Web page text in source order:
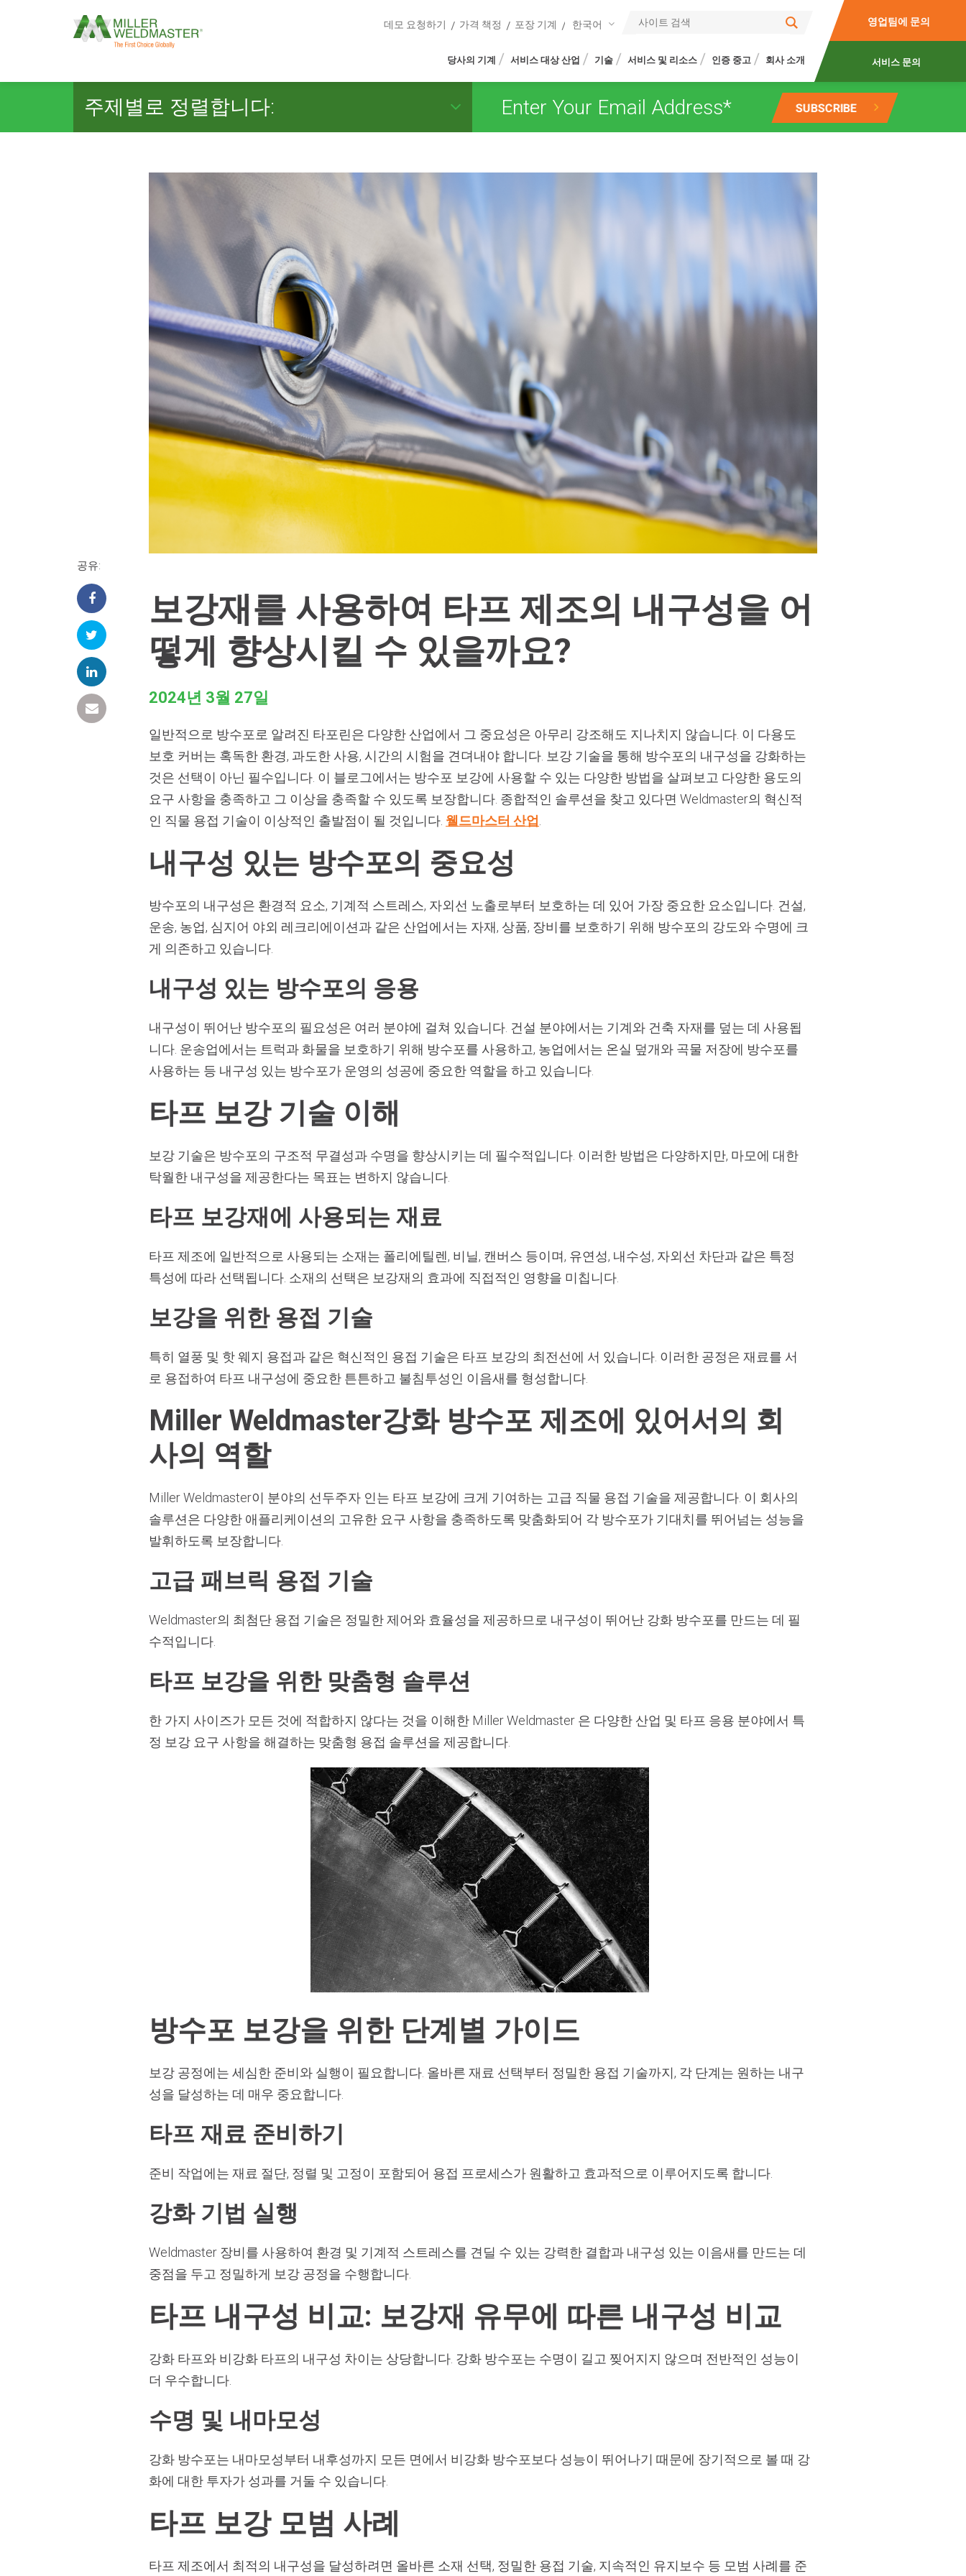
데모 요청하기 가격 책정 포장 기계 한국어
당사의 기계 서비스 대상 산업 기술 서비스 및 리소스 인증 중고 회사 소개
영업팀에 문의
서비스 문의
주제별로 정렬합니다:
보강재를 사용하여 타프 제조의 내구성을 어
떻게 향상시킬 수 있을까요?
2024년 3월 27일
공유:
일반적으로 방수포로 알려진 타포린은 다양한 산업에서 그 중요성은 아무리 강조해도 지나치지 않습니다. 이 다용도
보호 커버는 혹독한 환경, 과도한 사용, 시간의 시험을 견뎌내야 합니다. 보강 기술을 통해 방수포의 내구성을 강화하는
것은 선택이 아닌 필수입니다. 이 블로그에서는 방수포 보강에 사용할 수 있는 다양한 방법을 살펴보고 다양한 용도의
요구 사항을 충족하고 그 이상을 충족할 수 있도록 보장합니다. 종합적인 솔루션을 찾고 있다면 Weldmaster의 혁신적
인 직물 용접 기술이 이상적인 출발점이 될 것입니다. 웰드마스터 산업
내구성 있는 방수포의 중요성
방수포의 내구성은 환경적 요소, 기계적 스트레스, 자외선 노출로부터 보호하는 데 있어 가장 중요한 요소입니다. 건설,
운송, 농업, 심지어 야외 레크리에이션과 같은 산업에서는 자재, 상품, 장비를 보호하기 위해 방수포의 강도와 수명에 크
게 의존하고 있습니다.
내구성 있는 방수포의 응용
내구성이 뛰어난 방수포의 필요성은 여러 분야에 걸쳐 있습니다. 건설 분야에서는 기계와 건축 자재를 덮는 데 사용됩
니다. 운송업에서는 트럭과 화물을 보호하기 위해 방수포를 사용하고, 농업에서는 온실 덮개와 곡물 저장에 방수포를
사용하는 등 내구성 있는 방수포가 운영의 성공에 중요한 역할을 하고 있습니다.
타프 보강 기술 이해
보강 기술은 방수포의 구조적 무결성과 수명을 향상시키는 데 필수적입니다. 이러한 방법은 다양하지만, 마모에 대한
탁월한 내구성을 제공한다는 목표는 변하지 않습니다.
타프 보강재에 사용되는 재료
타프 제조에 일반적으로 사용되는 소재는 폴리에틸렌, 비닐, 캔버스 등이며, 유연성, 내수성, 자외선 차단과 같은 특정
특성에 따라 선택됩니다. 소재의 선택은 보강재의 효과에 직접적인 영향을 미칩니다.
보강을 위한 용접 기술
특히 열풍 및 핫 웨지 용접과 같은 혁신적인 용접 기술은 타프 보강의 최전선에 서 있습니다. 이러한 공정은 재료를 서
로 용접하여 타프 내구성에 중요한 튼튼하고 불침투성인 이음새를 형성합니다.
Miller Weldmaster강화 방수포 제조에 있어서의 회
사의 역할
Miller Weldmaster이 분야의 선두주자 인는 타프 보강에 크게 기여하는 고급 직물 용접 기술을 제공합니다. 이 회사의
솔루션은 다양한 애플리케이션의 고유한 요구 사항을 충족하도록 맞춤화되어 각 방수포가 기대치를 뛰어넘는 성능을
발휘하도록 보장합니다.
고급 패브릭 용접 기술
Weldmaster의 최첨단 용접 기술은 정밀한 제어와 효율성을 제공하므로 내구성이 뛰어난 강화 방수포를 만드는 데 필
수적입니다.
타프 보강을 위한 맞춤형 솔루션
한 가지 사이즈가 모든 것에 적합하지 않다는 것을 이해한 Miller Weldmaster 은 다양한 산업 및 타프 응용 분야에서 특
정 보강 요구 사항을 해결하는 맞춤형 용접 솔루션을 제공합니다.
방수포 보강을 위한 단계별 가이드
보강 공정에는 세심한 준비와 실행이 필요합니다. 올바른 재료 선택부터 정밀한 용접 기술까지, 각 단계는 원하는 내구
성을 달성하는 데 매우 중요합니다.
타프 재료 준비하기
준비 작업에는 재료 절단, 정렬 및 고정이 포함되어 용접 프로세스가 원활하고 효과적으로 이루어지도록 합니다.
강화 기법 실행
Weldmaster 장비를 사용하여 환경 및 기계적 스트레스를 견딜 수 있는 강력한 결합과 내구성 있는 이음새를 만드는 데
중점을 두고 정밀하게 보강 공정을 수행합니다.
타프 내구성 비교: 보강재 유무에 따른 내구성 비교
강화 타프와 비강화 타프의 내구성 차이는 상당합니다. 강화 방수포는 수명이 길고 찢어지지 않으며 전반적인 성능이
더 우수합니다.
수명 및 내마모성
강화 방수포는 내마모성부터 내후성까지 모든 면에서 비강화 방수포보다 성능이 뛰어나기 때문에 장기적으로 볼 때 강
화에 대한 투자가 성과를 거둘 수 있습니다.
타프 보강 모범 사례
타프 제조에서 최적의 내구성을 달성하려면 올바른 소재 선택, 정밀한 용접 기술, 지속적인 유지보수 등 모범 사례를 준